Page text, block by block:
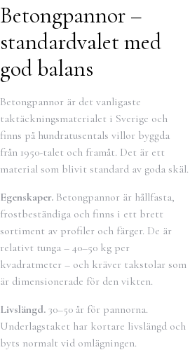
Betongpannor –
standardvalet med
god balans
Betongpannor är det vanligaste
taktäckningsmaterialet i Sverige och
finns på hundratusentals villor byggda
från 1950-talet och framåt. Det är ett
material som blivit standard av goda skäl.
Egenskaper. Betongpannor är hållfasta,
frostbeständiga och finns i ett brett
sortiment av profiler och färger. De är
relativt tunga – 40–50 kg per
kvadratmeter – och kräver takstolar som
är dimensionerade för den vikten.
Livslängd. 30–50 år för pannorna.
Underlagstaket har kortare livslängd och
byts normalt vid omlägningen.